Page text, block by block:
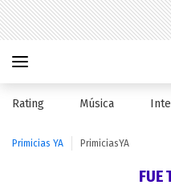
Rating Música
Primicias YA PrimiciasYA
FUE